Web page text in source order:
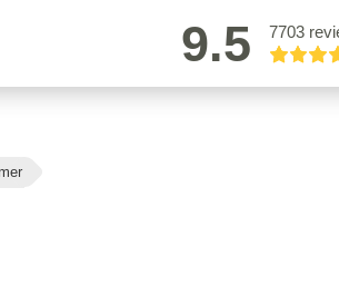
9.5 7703